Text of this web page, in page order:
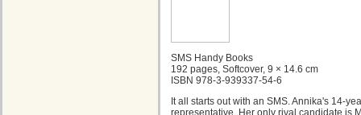
SMS Handy Books
192 pages, Softcover, 9 × 14.6 cm
ISBN 978-3-939337-54-6
It all starts out with an SMS. Annika's 14-
representative. Her only rival candidate is